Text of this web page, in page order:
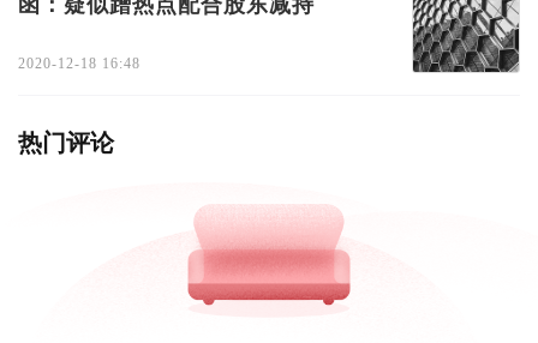
函：疑似蹭热点配合股东减持
2020-12-18 16:48
热门评论